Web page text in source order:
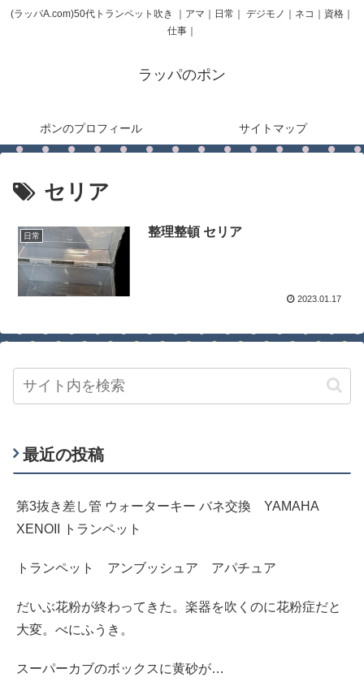
(ラッパA.com)50代トランペット吹き ｜アマ｜日常｜ デジモノ｜ネコ｜資格｜
仕事｜
ラッパのポン
ポンのプロフィール サイトマップ
セリア
日常 整理整頓 セリア
2023.01.17
最近の投稿
第3抜き差し管 ウォーターキー バネ交換 YAMAHA
XENOII トランペット
トランペット アンブッシュア アパチュア
だいぶ花粉が終わってきた。楽器を吹くのに花粉症だと
大変。べにふうき。
スーパーカブのボックスに黄砂が…